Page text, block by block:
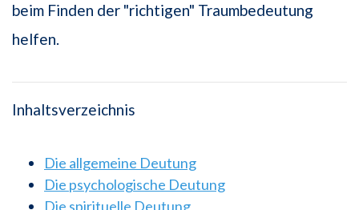
beim Finden der "richtigen" Traumbedeutung
helfen.
Inhaltsverzeichnis
Die allgemeine Deutung
Die psychologische Deutung
Die spirituelle Deutung